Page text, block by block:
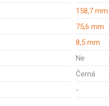
158,7 mm
75,6 mm
8,5 mm
Ne
Černá
-